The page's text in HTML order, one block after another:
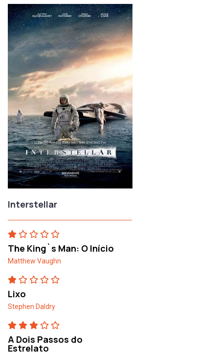
Interstellar
The King`s Man: O Início
Matthew Vaughn
Lixo
Stephen Daldry
A Dois Passos do
Estrelato